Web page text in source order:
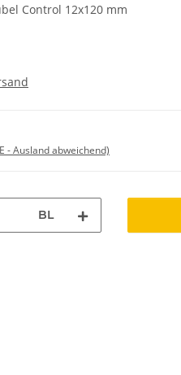
Control 12x120 mm
- Ausland abweichend)
BL